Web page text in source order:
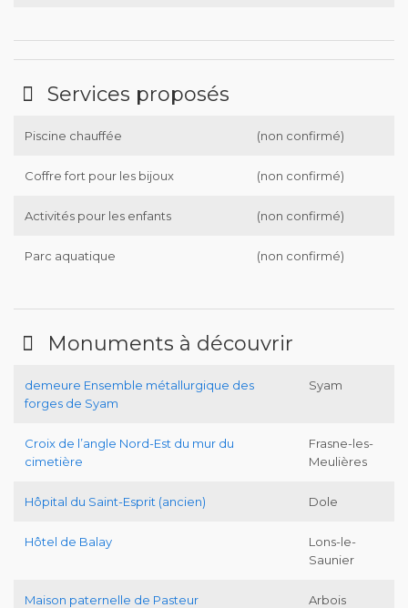
Services proposés
Piscine chauffée (non confirmé)
Coffre fort pour les bijoux (non confirmé)
Activités pour les enfants (non confirmé)
Parc aquatique (non confirmé)
Monuments à découvrir
demeure Ensemble métallurgique des
forges de Syam
Syam
Croix de l’angle Nord-Est du mur du
cimetière
Frasne-les-
Meulières
Hôpital du Saint-Esprit (ancien) Dole
Hôtel de Balay
Lons-le-
Saunier
Maison paternelle de Pasteur Arbois